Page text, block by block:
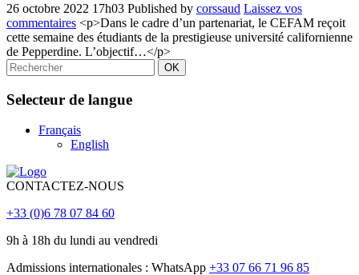
26 octobre 2022 17h03 Published by corssaud Laissez vos
commentaires <p>Dans le cadre d’un partenariat, le CEFAM reçoit
cette semaine des étudiants de la prestigieuse université californienne
de Pepperdine. L’objectif…</p>
OK
Selecteur de langue
Français
English
CONTACTEZ-NOUS
+33 (0)6 78 07 84 60
9h à 18h du lundi au vendredi
Admissions internationales : WhatsApp +33 07 66 71 96 85